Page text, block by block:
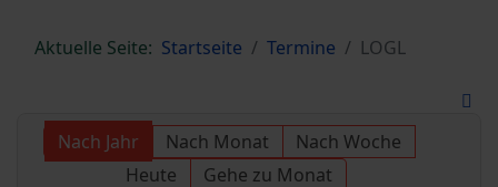
Aktuelle Seite: Startseite Termine LOGL
Nach Jahr Nach Monat
Nach Woche
Heute
Gehe zu Monat